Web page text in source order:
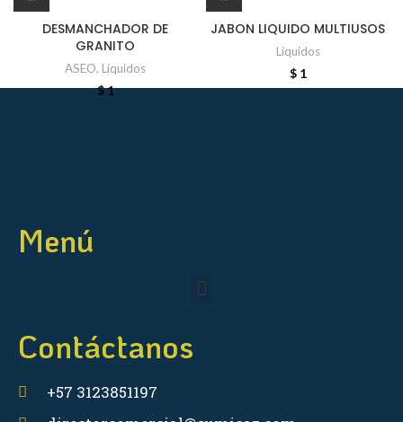
DESMANCHADOR DE
GRANITO
ASEO, Líquidos
$1
JABON LIQUIDO MULTIUSOS
Líquidos
$1
Menú
Contáctanos
+57 3123851197